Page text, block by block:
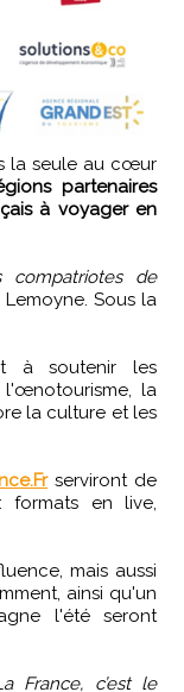
partenaires
à voyager en
compatriotes de
Sous la
à soutenir les
l'œnotourisme, la
la culture et les
serviront de
en live,
mais aussi
ainsi qu'un
l'été seront
France, c’est le